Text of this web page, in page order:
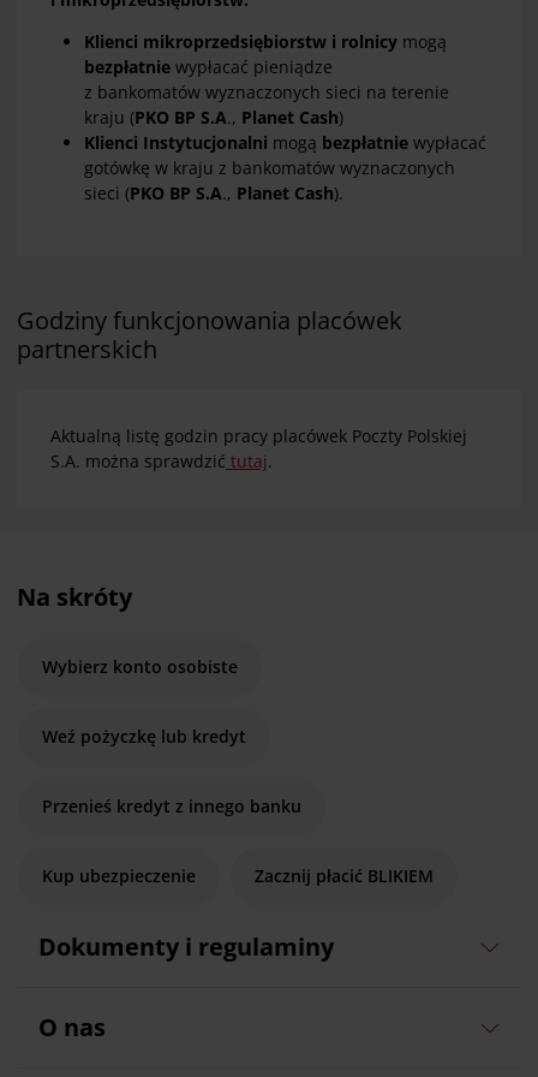
Klienci mikroprzedsiębiorstw i rolnicy mogą
bezpłatnie wypłacać pieniądze
z bankomatów wyznaczonych sieci na terenie
kraju (PKO BP S.A., Planet Cash)
Klienci Instytucjonalni mogą bezpłatnie wypłacać
gotówkę w kraju z bankomatów wyznaczonych
sieci (PKO BP S.A., Planet Cash).
Godziny funkcjonowania placówek
partnerskich
Aktualną listę godzin pracy placówek Poczty Polskiej
S.A. można sprawdzić tutaj.
Na skróty
Wybierz konto osobiste
Weź pożyczkę lub kredyt
Przenieś kredyt z innego banku
Kup ubezpieczenie Zacznij płacić BLIKIEM
Dokumenty i regulaminy
O nas